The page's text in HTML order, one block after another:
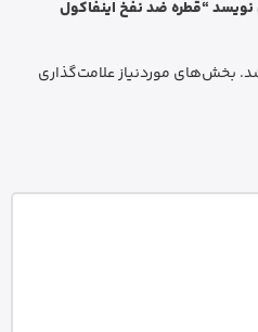
“قطره ضد نفخ اینفاکول
بخش‌های موردنیاز علامت‌گذاری